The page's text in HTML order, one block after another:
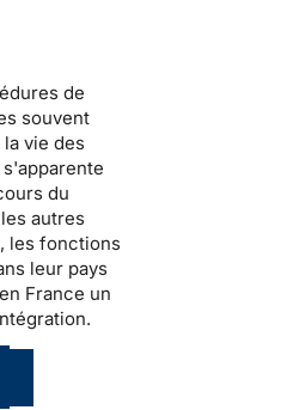
de
souvent
vie des
s'apparente
du
autres
les fonctions
leur pays
France un
.